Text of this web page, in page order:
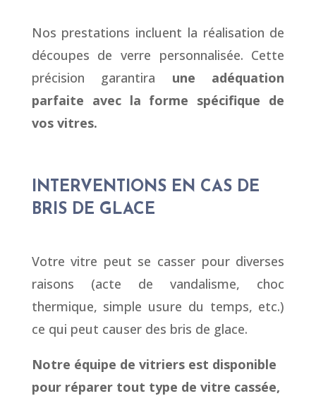
Nos prestations incluent la réalisation de
découpes de verre personnalisée. Cette
précision garantira une adéquation
parfaite avec la forme spécifique de
vos vitres.
INTERVENTIONS EN CAS DE
BRIS DE GLACE
Votre vitre peut se casser pour diverses
raisons (acte de vandalisme, choc
thermique, simple usure du temps, etc.)
ce qui peut causer des bris de glace.
Notre équipe de vitriers est disponible
pour réparer tout type de vitre cassée,